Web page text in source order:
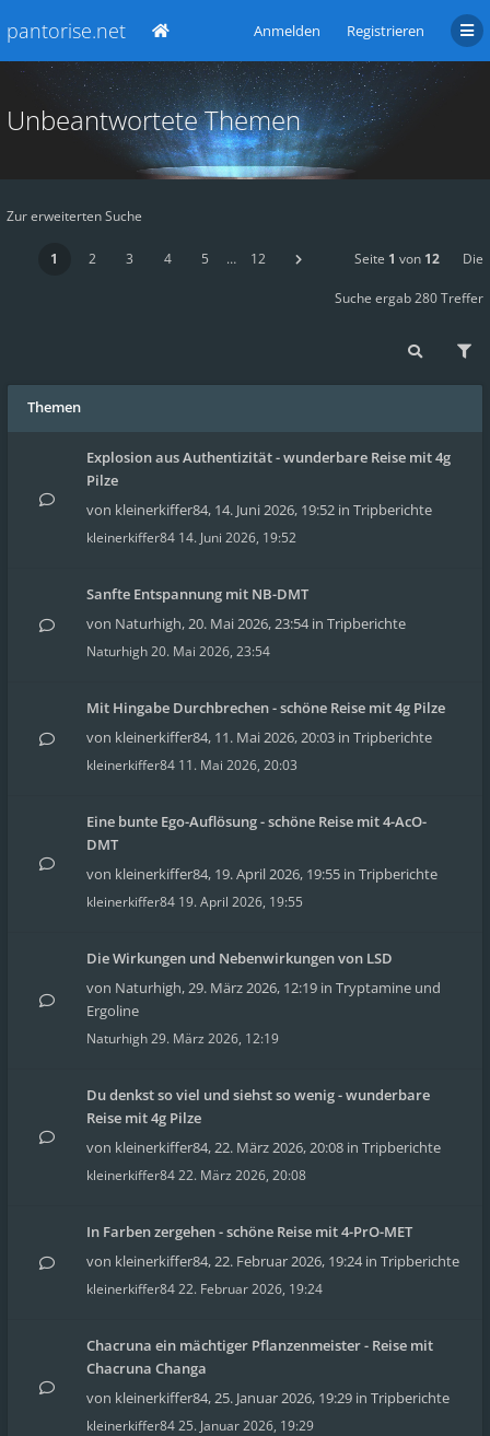
pantorise.net Anmelden Registrieren
Unbeantwortete Themen
Zur erweiterten Suche
1 2 3 4 5 … 12 Seite 1 von 12 Die
Suche ergab 280 Treffer
Themen
Explosion aus Authentizität - wunderbare Reise mit 4g
Pilze
von kleinerkiffer84, 14. Juni 2026, 19:52 in Tripberichte
kleinerkiffer84 14. Juni 2026, 19:52
Sanfte Entspannung mit NB-DMT
von Naturhigh,20. Mai 2026, 23:54in Tripberichte
Naturhigh20. Mai 2026, 23:54
Mit Hingabe Durchbrechen - schöne Reise mit 4g Pilze
von kleinerkiffer84, 11. Mai 2026, 20:03 in Tripberichte
kleinerkiffer84 11. Mai 2026, 20:03
Eine bunte Ego-Auflösung - schöne Reise mit 4-AcO-
DMT
von kleinerkiffer84, 19. April 2026, 19:55 in Tripberichte
kleinerkiffer84 19. April 2026, 19:55
Die Wirkungen und Nebenwirkungen von LSD
von Naturhigh,29. März 2026, 12:19 in Tryptamine und
Ergoline
Naturhigh29. März 2026, 12:19
Du denkst so viel und siehst so wenig - wunderbare
Reise mit 4g Pilze
von kleinerkiffer84,22. März 2026, 20:08 in Tripberichte
kleinerkiffer8422. März 2026, 20:08
In Farben zergehen - schöne Reise mit 4-PrO-MET
von kleinerkiffer84,22. Februar 2026, 19:24in Tripberichte
kleinerkiffer8422. Februar 2026, 19:24
Chacruna ein mächtiger Pflanzenmeister - Reise mit
Chacruna Changa
von kleinerkiffer84,25. Januar 2026, 19:29 in Tripberichte
kleinerkiffer8425. Januar 2026, 19:29